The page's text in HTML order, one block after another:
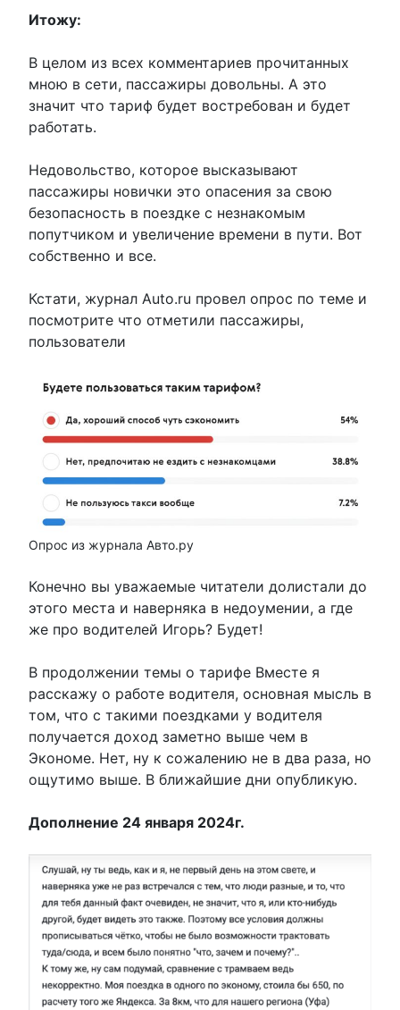
Итожу:
В целом из всех комментариев прочитанных
мною в сети, пассажиры довольны. А это
значит что тариф будет востребован и будет
работать.
Недовольство, которое высказывают
пассажиры новички это опасения за свою
безопасность в поездке с незнакомым
попутчиком и увеличение времени в пути. Вот
собственно и все.
Кстати, журнал Auto.ru провел опрос по теме и
посмотрите что отметили пассажиры,
пользователи
Опрос из журнала Авто.ру
Конечно вы уважаемые читатели долистали до
этого места и наверняка в недоумении, а где
же про водителей Игорь? Будет!
В продолжении темы о тарифе Вместе я
расскажу о работе водителя, основная мысль в
том, что с такими поездками у водителя
получается доход заметно выше чем в
Экономе. Нет, ну к сожалению не в два раза, но
ощутимо выше. В ближайшие дни опубликую.
Дополнение 24 января 2024г.